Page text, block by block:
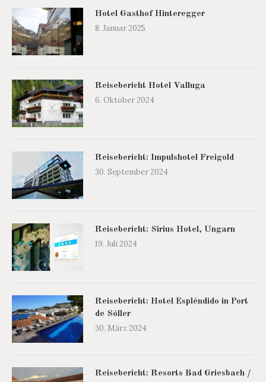
Hotel Gasthof Hinteregger
8. Januar 2025
Reisebericht Hotel Valluga
6. Oktober 2024
Reisebericht: Impulshotel Freigold
30. September 2024
Reisebericht: Sirius Hotel, Ungarn
19. Juli 2024
Reisebericht: Hotel Espléndido in Port
de Sóller
30. März 2024
Reisebericht: Resorts Bad Griesbach /